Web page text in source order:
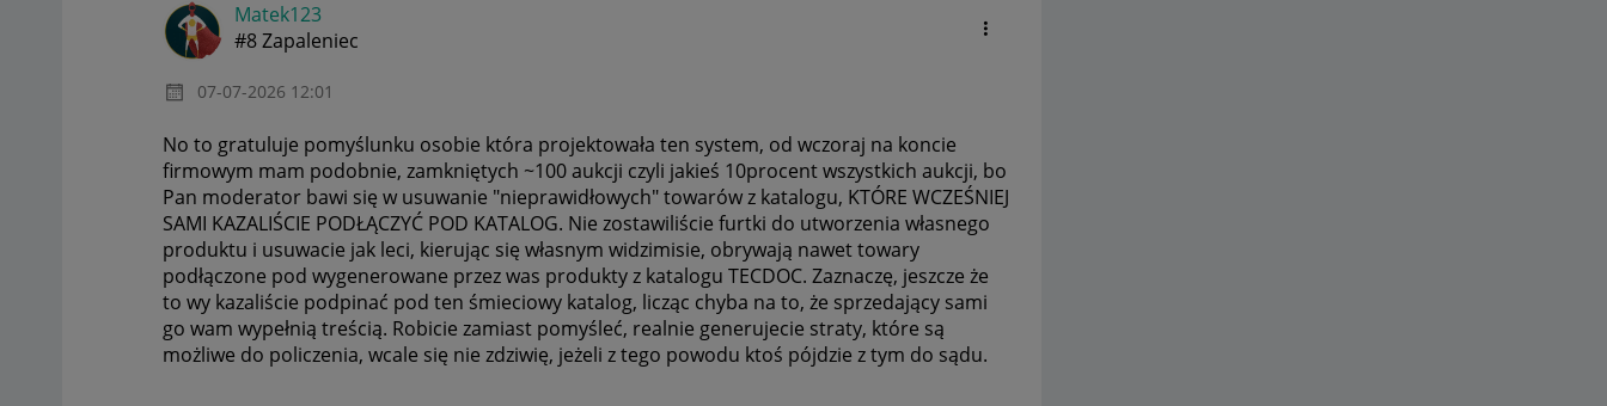
Matek123
#8 Zapaleniec
‎07-07-2026 12:01
No to gratuluje pomyślunku osobie która projektowała ten system, od wczoraj na koncie
firmowym mam podobnie, zamkniętych ~100 aukcji czyli jakieś 10procent wszystkich aukcji, bo
Pan moderator bawi się w usuwanie "nieprawidłowych" towarów z katalogu, KTÓRE WCZEŚNIEJ
SAMI KAZALIŚCIE PODŁĄCZYĆ POD KATALOG. Nie zostawiliście furtki do utworzenia własnego
produktu i usuwacie jak leci, kierując się własnym widzimisie, obrywają nawet towary
podłączone pod wygenerowane przez was produkty z katalogu TECDOC. Zaznaczę, jeszcze że
to wy kazaliście podpinać pod ten śmieciowy katalog, licząc chyba na to, że sprzedający sami
go wam wypełnią treścią. Robicie zamiast pomyśleć, realnie generujecie straty, które są
możliwe do policzenia, wcale się nie zdziwię, jeżeli z tego powodu ktoś pójdzie z tym do sądu.